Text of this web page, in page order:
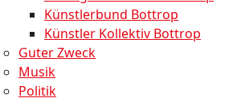
Künstlerbund Bottrop
Künstler Kollektiv Bottrop
Guter Zweck
Musik
Politik